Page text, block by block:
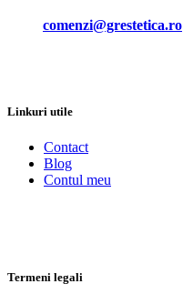
comenzi@grestetica.ro
Linkuri utile
Contact
Blog
Contul meu
Termeni legali